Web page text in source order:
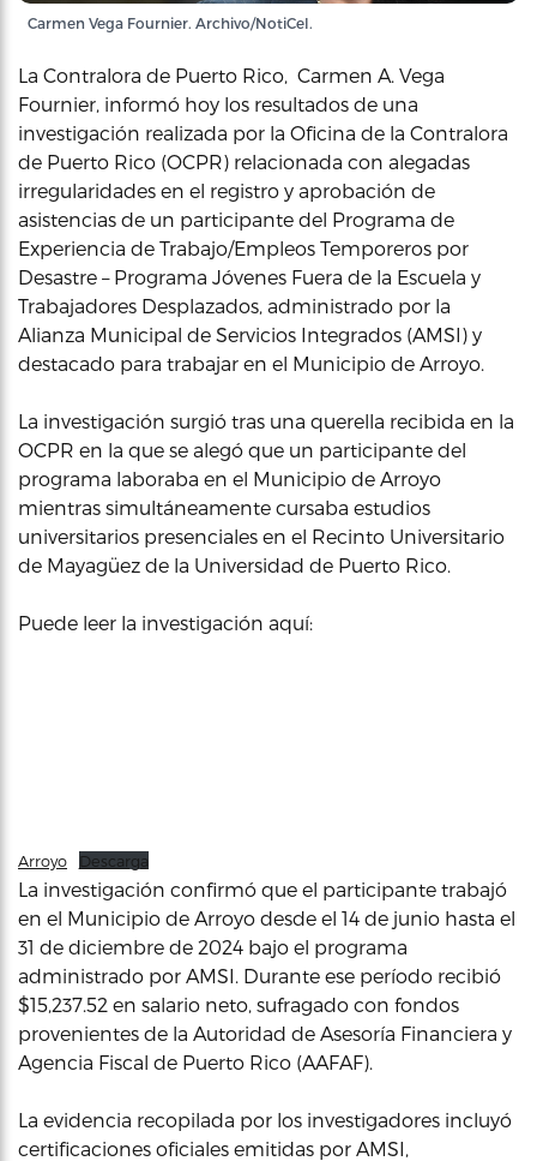
Carmen Vega Fournier. Archivo/NotiCel.
La Contralora de Puerto Rico, Carmen A. Vega
Fournier, informó hoy los resultados de una
investigación realizada por la Oficina de la Contralora
de Puerto Rico (OCPR) relacionada con alegadas
irregularidades en el registro y aprobación de
asistencias de un participante del Programa de
Experiencia de Trabajo/Empleos Temporeros por
Desastre – Programa Jóvenes Fuera de la Escuela y
Trabajadores Desplazados, administrado por la
Alianza Municipal de Servicios Integrados (AMSI) y
destacado para trabajar en el Municipio de Arroyo.
La investigación surgió tras una querella recibida en la
OCPR en la que se alegó que un participante del
programa laboraba en el Municipio de Arroyo
mientras simultáneamente cursaba estudios
universitarios presenciales en el Recinto Universitario
de Mayagüez de la Universidad de Puerto Rico.
Puede leer la investigación aquí:
Arroyo Descarga
La investigación confirmó que el participante trabajó
en el Municipio de Arroyo desde el 14 de junio hasta el
31 de diciembre de 2024 bajo el programa
administrado por AMSI. Durante ese período recibió
$15,237.52 en salario neto, sufragado con fondos
provenientes de la Autoridad de Asesoría Financiera y
Agencia Fiscal de Puerto Rico (AAFAF).
La evidencia recopilada por los investigadores incluyó
certificaciones oficiales emitidas por AMSI,